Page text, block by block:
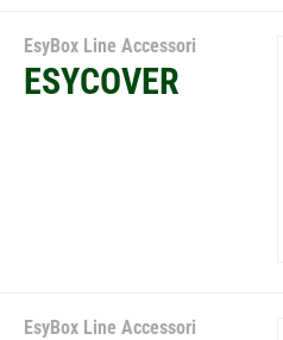
EsyBox Line Accessori
ESYCOVER
EsyBox Line Accessori